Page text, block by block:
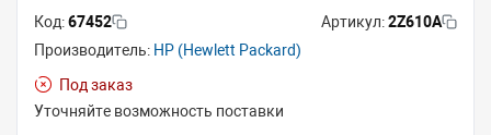
Код:67452 Артикул:2Z610A
Производитель: HP (Hewlett Packard)
Под заказ
Уточняйте возможность поставки